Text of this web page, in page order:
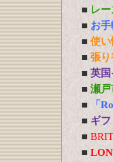
■ レ
■ お
■ 使い
■ 張り
■ 英国
■ 瀬戸
■ 「
■ ギ
■
■